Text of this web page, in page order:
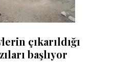
çıkarıldığı
başlıyor